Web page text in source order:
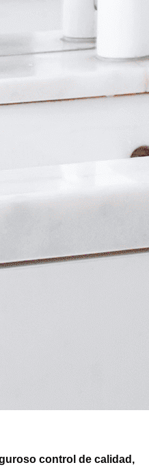
control de calidad,